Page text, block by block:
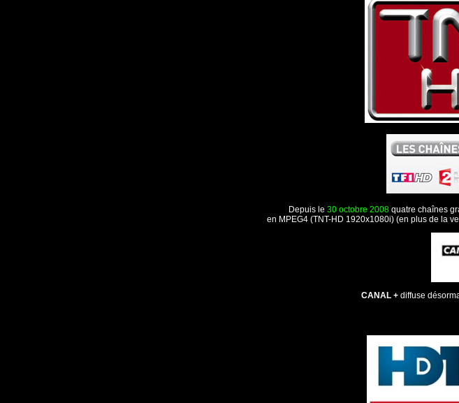
Depuis le 30 octobre 2008quatre chaînes
en MPEG4 (TNT-HD 1920x1080i) (en plus de la
CANAL + diffuse